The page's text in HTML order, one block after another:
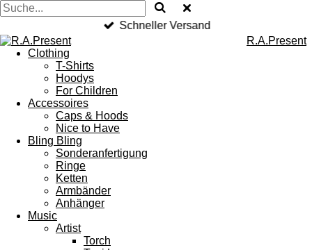
Schneller Versand
R.A.Present
Clothing
T-Shirts
Hoodys
For Children
Accessoires
Caps & Hoods
Nice to Have
Bling Bling
Sonderanfertigung
Ringe
Ketten
Armbänder
Anhänger
Music
Artist
Torch